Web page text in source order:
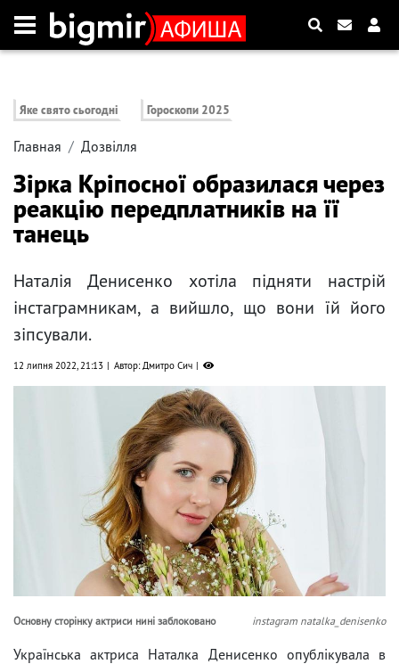
Яке свято сьогодні Гороскопи 2025
Главная Дозвілля
Зірка Кріпосної образилася через
реакцію передплатників на її
танець
Наталія Денисенко хотіла підняти настрій
інстаграмникам, а вийшло, що вони їй його
зіпсували.
12 липня 2022, 21:13 Автор: Дмитро Сич
Основну сторінку актриси нині заблоковано instagram natalka_denisenko
Українська актриса Наталка Денисенко опублікувала в